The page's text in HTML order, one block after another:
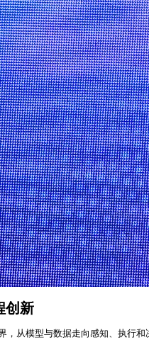
创新
从模型与数据走向感知、执行